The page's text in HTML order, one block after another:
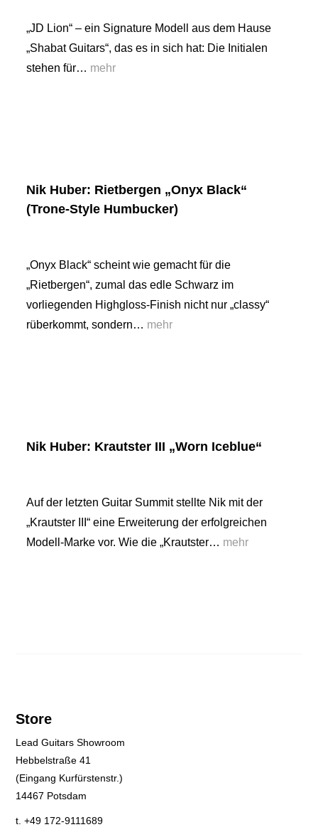
„JD Lion“ – ein Signature Modell aus dem Hause
„Shabat Guitars“, das es in sich hat: Die Initialen
stehen für… mehr
Nik Huber: Rietbergen „Onyx Black“
(Trone-Style Humbucker)
„Onyx Black“ scheint wie gemacht für die
„Rietbergen“, zumal das edle Schwarz im
vorliegenden Highgloss-Finish nicht nur „classy“
rüberkommt, sondern… mehr
Nik Huber: Krautster III „Worn Iceblue“
Auf der letzten Guitar Summit stellte Nik mit der
„Krautster III“ eine Erweiterung der erfolgreichen
Modell-Marke vor. Wie die „Krautster… mehr
Store
Lead Guitars Showroom
Hebbelstraße 41
(Eingang Kurfürstenstr.)
14467 Potsdam
t. +49 172-9111689